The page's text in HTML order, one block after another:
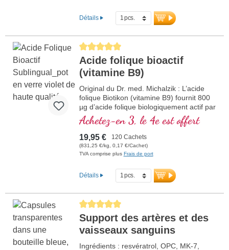
dans la structure de la membrane
cellulaire. Ce complément alimentaire de
en Allemagne. La fermeture est sans
aluminium.
plus d'informations sur Inositol
Choline
Détails
Average rating of 5 out of 5 stars
Acide folique bioactif
(vitamine B9)
Original du Dr. med. Michalzik : L’acide
folique Biotikon (vitamine B9) fournit 800
µg d’acide folique biologiquement actif par
comprimé, sous forme de
méthyltétrahydrofolate (5-MTHF),
particulièrement bien absorbé par
l’organisme. L’acide folique contribue à
une formation sanguine normale et au
immunitaire. Sans aucun additif, le produit
est conditionné dans un emballage sans
les normes de qualité les plus strictes.
plus d'informations sur l'acide
folique
Achetez-en 3, le 4e est offert
19,95 € 120 Cachets
(831,25 €/kg, 0,17 €/Cachet)
TVA comprise plus Frais de port
Détails
Average rating of 5 out of 5 stars
Support des artères et des
vaisseaux sanguins
Ingrédients : resvératrol, OPC, MK-7,